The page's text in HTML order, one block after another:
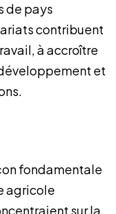
de pays
contribuent
à accroître
et
fondamentale
agricole
sur la